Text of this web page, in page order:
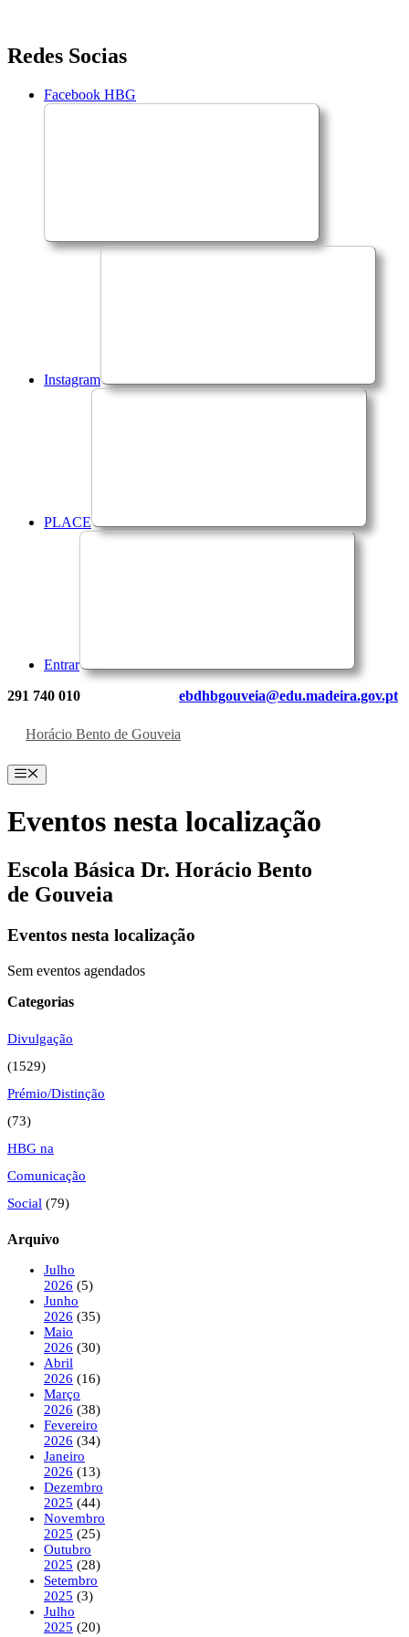
Saltar
para
conteúdo
Redes Socias
Facebook HBG
Instagram
PLACE
Entrar
291 740 010 ebdhbgouveia@edu.madeira.gov.pt
Horácio Bento de Gouveia
Menu
Eventos nesta localização
Escola Básica Dr. Horácio Bento
de Gouveia
Eventos nesta localização
Sem eventos agendados
Categorias
Divulgação
(1529)
Prémio/Distinção
(73)
HBG na
Comunicação
Social (79)
Arquivo
Julho
2026 (5)
Junho
2026 (35)
Maio
2026 (30)
Abril
2026 (16)
Março
2026 (38)
Fevereiro
2026 (34)
Janeiro
2026 (13)
Dezembro
2025 (44)
Novembro
2025 (25)
Outubro
2025 (28)
Setembro
2025 (3)
Julho
2025 (20)